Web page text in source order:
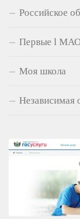
Российское
Первые l
Моя школа
Независимая